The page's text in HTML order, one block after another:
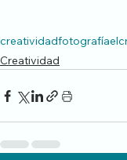
creatividadfotografía
Creatividad